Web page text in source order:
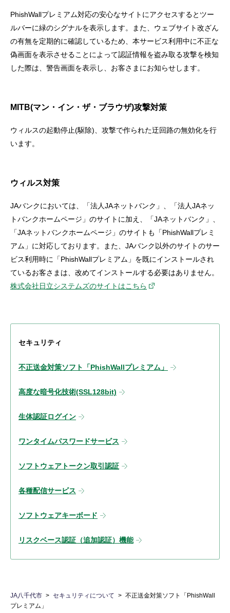
PhishWallプレミアム対応の安心なサイトにアクセスするとツー
ルバーに緑のシグナルを表示します。また、ウェブサイト改ざん
の有無を定期的に確認しているため、本サービス利用中に不正な
偽画面を表示させることによって認証情報を盗み取る攻撃を検知
した際は、警告画面を表示し、お客さまにお知らせします。
MITB(マン・イン・ザ・ブラウザ)攻撃対策
ウィルスの起動停止(駆除)、攻撃で作られた迂回路の無効化を行
います。
ウィルス対策
JAバンクにおいては、「法人JAネットバンク」、「法人JAネッ
トバンクホームページ」のサイトに加え、「JAネットバンク」、
「JAネットバンクホームページ」のサイトも「PhishWallプレミ
アム」に対応しております。また、JAバンク以外のサイトのサー
ビス利用時に「PhishWallプレミアム」を既にインストールされ
ているお客さまは、改めてインストールする必要はありません。
株式会社日立システムズのサイトはこちら
セキュリティ
不正送金対策ソフト「PhishWallプレミアム」
高度な暗号化技術(SSL128bit)
生体認証ログイン
ワンタイムパスワードサービス
ソフトウェアトークン取引認証
各種配信サービス
ソフトウェアキーボード
リスクベース認証（追加認証）機能
JA八千代市 セキュリティについて
不正送金対策ソフト「PhishWall
プレミアム」